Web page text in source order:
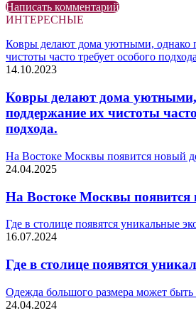
Написать комментарий
ИНТЕРЕСНЫЕ
Ковры делают дома уютными, однако
чистоты часто требует особого
14.10.2023
Ковры делают дома уютными,
поддержание их чистоты
подхода.
На Востоке Москвы появится новый
24.04.2025
На Востоке Москвы появится
Где в столице появятся уникальные
16.07.2024
Где в столице появятся
Одежда большого размера может быть
24.04.2024